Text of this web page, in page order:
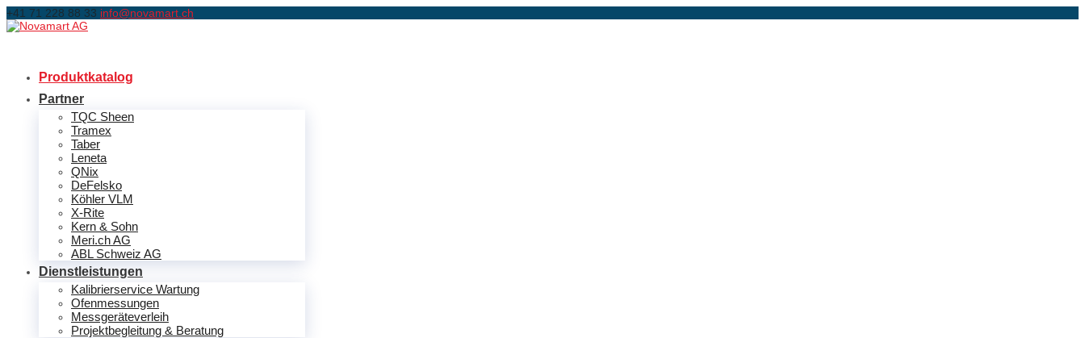
+41 71 228 88 33 info@novamart.ch
Produktkatalog
Partner
TQC Sheen
Tramex
Taber
Leneta
QNix
DeFelsko
Köhler VLM
X-Rite
Kern & Sohn
Meri.ch AG
ABL Schweiz AG
Dienstleistungen
Kalibrierservice Wartung
Ofenmessungen
Messgeräteverleih
Projektbegleitung & Beratung